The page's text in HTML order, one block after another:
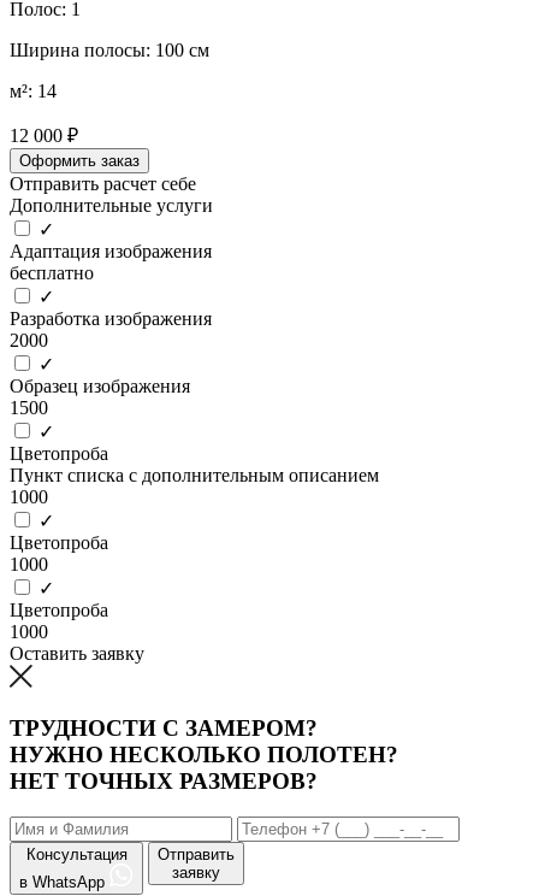
Полос: 1
Ширина полосы: 100 см
м²: 14
12 000 ₽
Оформить заказ
Отправить расчет себе
Дополнительные услуги
✓
Адаптация изображения
бесплатно
✓
Разработка изображения
2000
✓
Образец изображения
1500
✓
Цветопроба
Пункт списка с дополнительным описанием
1000
✓
Цветопроба
1000
✓
Цветопроба
1000
Оставить заявку
ТРУДНОСТИ С ЗАМЕРОМ?
НУЖНО НЕСКОЛЬКО ПОЛОТЕН?
НЕТ ТОЧНЫХ РАЗМЕРОВ?
Консультация
в WhatsApp
Отправить
заявку